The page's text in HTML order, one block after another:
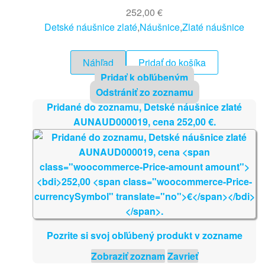
252,00 €
Detské náušnice zlaté,Náušnice,Zlaté náušnice
Náhľad
Pridať do košíka
Pridať k obľúbeným
Odstrániť zo zoznamu
Pridané do zoznamu, Detské náušnice zlaté
AUNAUD000019, cena252,00€.
Pozrite si svoj obľúbený produkt v zozname
Zobraziť zoznamZavrieť